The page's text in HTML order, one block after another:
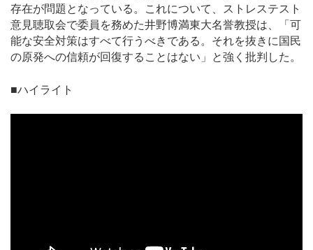
存在が問題となっている。これについて、ストレステスト
意見聴取会で委員を務めた井野博満東大名誉教授は、「可
能な安全対策はすべて行うべきである。それを抜きに国民
の原発への信頼が回復することはない」と強く批判した。
■ハイライト